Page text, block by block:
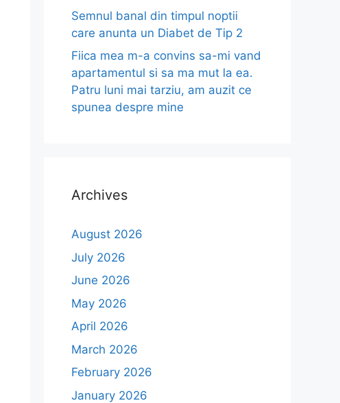
Semnul banal din timpul noptii
care anunta un Diabet de Tip 2
Fiica mea m-a convins sa-mi vand
apartamentul si sa ma mut la ea.
Patru luni mai tarziu, am auzit ce
spunea despre mine
Archives
August 2026
July 2026
June 2026
May 2026
April 2026
March 2026
February 2026
January 2026